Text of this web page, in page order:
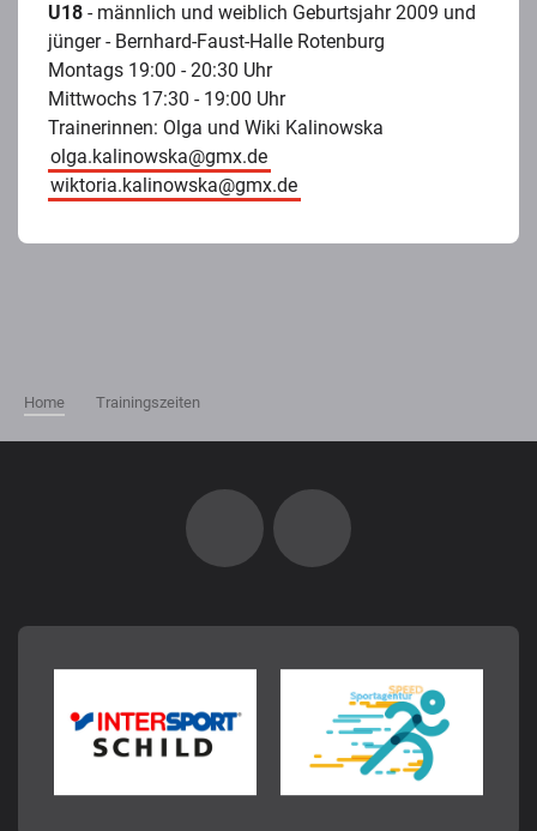
U18 - männlich und weiblich Geburtsjahr 2009 und
jünger - Bernhard-Faust-Halle Rotenburg
Montags 19:00 - 20:30 Uhr
Mittwochs 17:30 - 19:00 Uhr
Trainerinnen: Olga und Wiki Kalinowska
olga.kalinowska@gmx.de
wiktoria.kalinowska@gmx.de
Home Trainingszeiten